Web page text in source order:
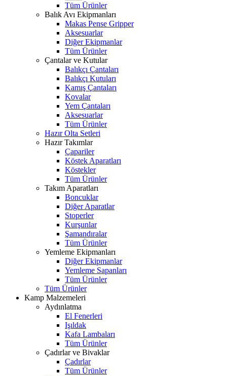
Tüm Ürünler
Balık Avı Ekipmanları
Makas Pense Gripper
Aksesuarlar
Diğer Ekipmanlar
Tüm Ürünler
Çantalar ve Kutular
Balıkçı Çantaları
Balıkçı Kutuları
Kamış Çantaları
Kovalar
Yem Çantaları
Aksesuarlar
Tüm Ürünler
Hazır Olta Setleri
Hazır Takımlar
Çapariler
Köstek Aparatları
Köstekler
Tüm Ürünler
Takım Aparatları
Boncuklar
Diğer Aparatlar
Stoperler
Kurşunlar
Şamandıralar
Tüm Ürünler
Yemleme Ekipmanları
Diğer Ekipmanlar
Yemleme Sapanları
Tüm Ürünler
Tüm Ürünler
Kamp Malzemeleri
Aydınlatma
El Fenerleri
Işıldak
Kafa Lambaları
Tüm Ürünler
Çadırlar ve Bivaklar
Çadırlar
Tüm Ürünler